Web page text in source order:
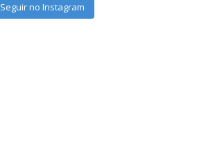
Seguir no Instagram